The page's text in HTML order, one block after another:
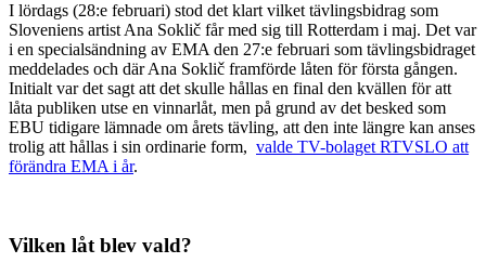
I lördags (28:e februari) stod det klart vilket tävlingsbidrag som
Sloveniens artist Ana Soklič får med sig till Rotterdam i maj. Det var
i en specialsändning av EMA den 27:e februari som tävlingsbidraget
meddelades och där Ana Soklič framförde låten för första gången.
Initialt var det sagt att det skulle hållas en final den kvällen för att
låta publiken utse en vinnarlåt, men på grund av det besked som
EBU tidigare lämnade om årets tävling, att den inte längre kan anses
trolig att hållas i sin ordinarie form, valde TV-bolaget RTVSLO att
förändra EMA i år.
Vilken låt blev vald?